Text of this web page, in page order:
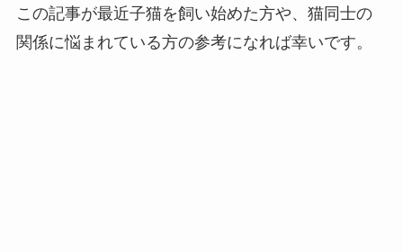
この記事が最近子猫を飼い始めた方や、猫同士の
関係に悩まれている方の参考になれば幸いです。